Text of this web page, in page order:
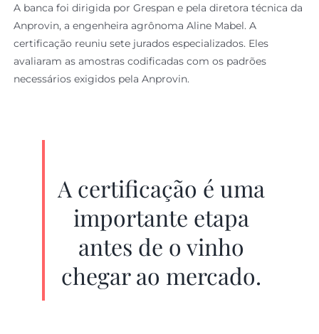
A banca foi dirigida por Grespan e pela diretora técnica da
Anprovin, a engenheira agrônoma Aline Mabel. A
certificação reuniu sete jurados especializados. Eles
avaliaram as amostras codificadas com os padrões
necessários exigidos pela Anprovin.
A certificação é uma
importante etapa
antes de o vinho
chegar ao mercado.